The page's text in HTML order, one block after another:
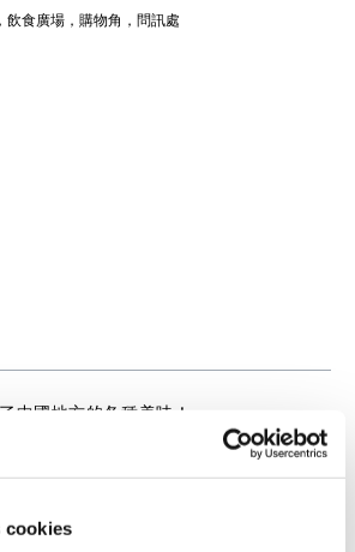
cookies
飲食廣場，購物角，問訊處
中國地方的各種美味！
國地方的各種土特產，快來體會購物的樂